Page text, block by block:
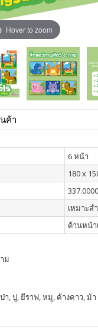
Hover to zoom
ค้า
6 หน้า
180 x
337.0000
เหมาะส
ด้านหน้
ม
, ปู, ยีราฟ, หมู, ค้างคาว, ม้า